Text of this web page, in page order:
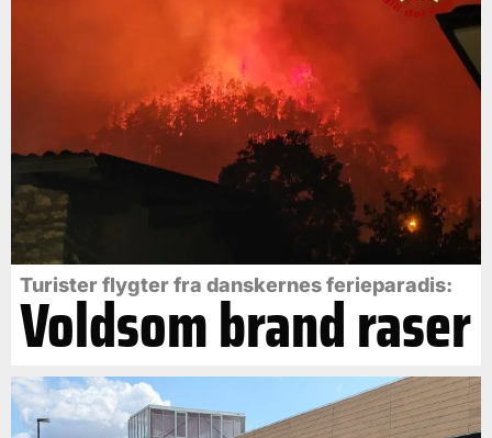
Turister flygter fra danskernes ferieparadis:
Voldsom brand raser